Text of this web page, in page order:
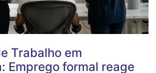
Trabalho em
Emprego formal reage